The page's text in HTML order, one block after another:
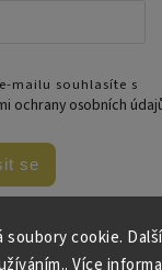
soubory cookie.
Více
mailu souhlasíte s
ochrany osobních
se